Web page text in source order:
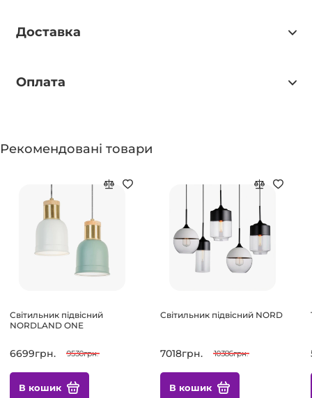
Доставка
Оплата
Рекомендовані товари
Світильник підвісний
NORDLAND ONE
6699грн. 9530грн.
В кошик
Світильник підвісний NORD
7018грн. 10386грн.
В кошик